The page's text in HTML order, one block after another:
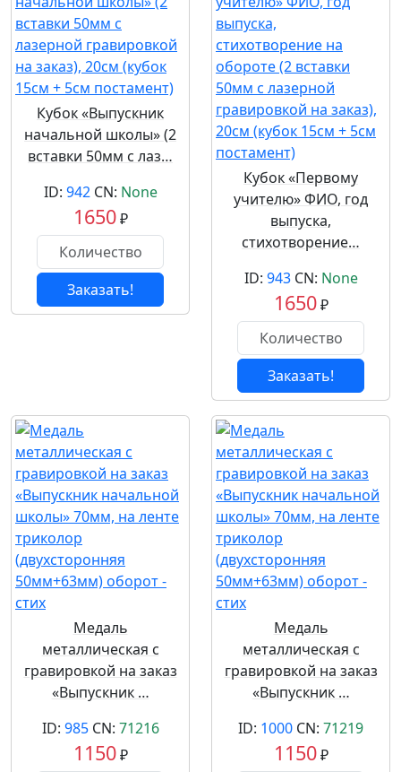
Кубок «Выпускник
начальной школы» (2
вставки 50мм с лаз…
ID: 942CN: None
1650₽
Заказать!
Кубок «Первому
учителю» ФИО, год
выпуска,
стихотворение…
ID: 943CN: None
1650₽
Заказать!
Медаль
металлическая с
гравировкой на заказ
«Выпускник …
ID: 985CN: 71216
1150₽
Медаль
металлическая с
гравировкой на заказ
«Выпускник …
ID: 1000 CN: 71219
1150₽